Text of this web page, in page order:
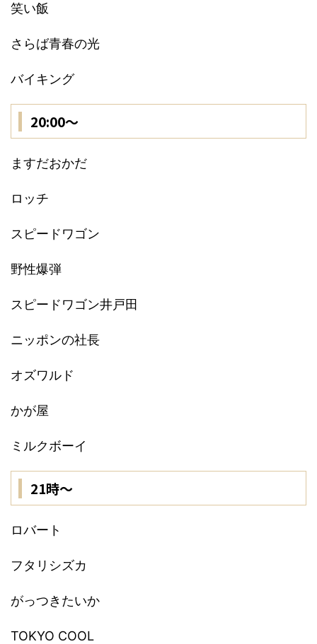
笑い飯
さらば青春の光
バイキング
20:00〜
ますだおかだ
ロッチ
スピードワゴン
野性爆弾
スピードワゴン井戸田
ニッポンの社長
オズワルド
かが屋
ミルクボーイ
21時〜
ロバート
フタリシズカ
がっつきたいか
TOKYO COOL